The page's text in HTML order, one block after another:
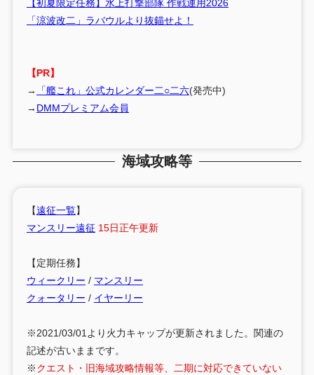
【初夏限定任務】水上打撃部隊 作戦運用2026
「涼波改二」ラバウルより抜錨せよ！
【PR】
→
「艦これ」公式カレンダー二○二六(発売中)
→ DMMプレミアム会員
海域攻略等
【遠征一覧】
マンスリー遠征 15日正午更新
【定期任務】
ウィークリー / マンスリー
クォータリー / イヤーリー
※2021/03/01より火力キャップが更新されました。関連の
記述が古いままです。
※クエスト・旧海域攻略情報等、二期に対応できていない